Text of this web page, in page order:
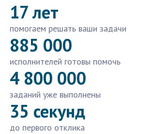
17 лет
помогаем решать ваши задачи
885 000
исполнителей готовы помочь
4 800 000
заданий уже выполнены
35 секунд
до первого отклика